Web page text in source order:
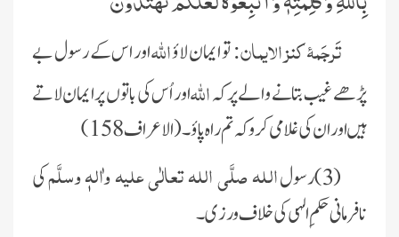
تَرجَمۂ کنز الایمان:تو ایمان لاؤاللہاور اس کے رسول بے
پڑھے غیب بتانے والے پر کہاللہاور اُس کی باتوں پر ایمان لاتے
ہیں اور ان کی غلامی کرو کہ تم راہ پاؤ ۔(الاعراف 158)
(3)رسول
اللہ صلَّی اللہ تعالٰی علیہ واٰلہٖ وسلَّمکی
نافرمانی حکمِ الہی کی خلاف ورزی۔